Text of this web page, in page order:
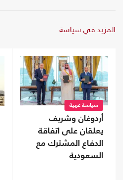
المزيد في سياسة
سياسة عربية
أردوغان وشريف
يعلقان على اتفاقة
الدفاع المشترك مع
السعودية